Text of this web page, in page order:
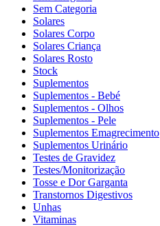
Sem Categoria
Solares
Solares Corpo
Solares Criança
Solares Rosto
Stock
Suplementos
Suplementos - Bebé
Suplementos - Olhos
Suplementos - Pele
Suplementos Emagrecimento
Suplementos Urinário
Testes de Gravidez
Testes/Monitorização
Tosse e Dor Garganta
Transtornos Digestivos
Unhas
Vitaminas